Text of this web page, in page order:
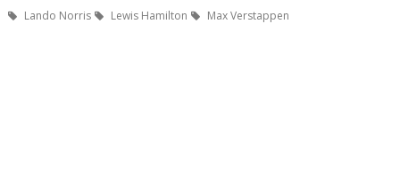
Lando Norris
Lewis Hamilton Max Verstappen